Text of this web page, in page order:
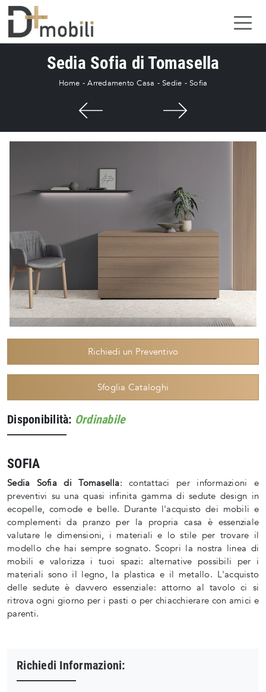
Sedia Sofia di Tomasella
Home -Arredamento Casa - Sedie - Sofia
Richiedi un Preventivo
Sfoglia Cataloghi
Disponibilità: Ordinabile
SOFIA
Sedia Sofia di Tomasella: contattaci per informazioni e
preventivi su una quasi infinita gamma di sedute design in
ecopelle, comode e belle. Durante l'acquisto dei mobili e
complementi da pranzo per la propria casa è essenziale
valutare le dimensioni, i materiali e lo stile per trovare il
modello che hai sempre sognato. Scopri la nostra linea di
mobili e valorizza i tuoi spazi: alternative possibili per i
materiali sono il legno, la plastica e il metallo. L'acquisto
delle sedute è davvero essenziale: attorno al tavolo ci si
ritrova ogni giorno per i pasti o per chiacchierare con amici e
parenti.
Richiedi Informazioni: